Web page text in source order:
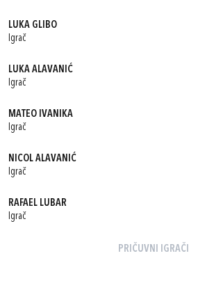
LUKA GLIBO
Igrač
LUKA ALAVANIĆ
Igrač
MATEO IVANIKA
Igrač
NICOL ALAVANIĆ
Igrač
RAFAEL LUBAR
Igrač
PRIČUVNI IGRAČI